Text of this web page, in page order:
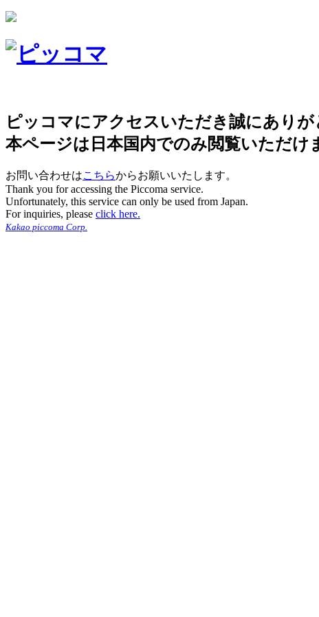
ピッコマにアクセスいただき誠にありが
本ページは日本国内でのみ閲覧いただけ
お問い合わせはこちらからお願いいたします。
Thank you for accessing the Piccoma service.
Unfortunately, this service can only be used from Japan.
For inquiries, please click here.
Kakao piccoma Corp.